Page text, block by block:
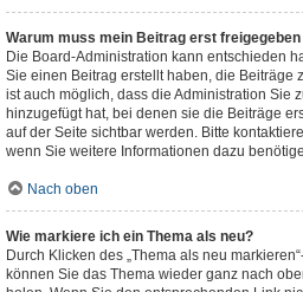
Warum muss mein Beitrag erst
Die Board-Administration kann entschieden
Sie einen Beitrag erstellt haben, die Beiträge
ist auch möglich, dass die Administration Sie
hinzugefügt hat, bei denen sie die Beiträge
auf der Seite sichtbar werden. Bitte
wenn Sie weitere Informationen dazu
Nach oben
Wie markiere ich ein Thema als neu?
Durch Klicken des „Thema als neu
können Sie das Thema wieder ganz nach